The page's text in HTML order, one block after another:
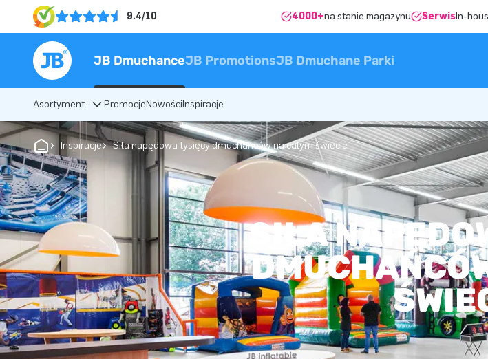
9.4/10 4000+na stanie magazynu SerwisIn-
JB DmuchanceJB PromotionsJB Dmuchane Parki
Asortyment PromocjeNowościInspiracje
Inspiracje Siła napędowa tysięcy dmuchańców na całym świecie
SIŁA